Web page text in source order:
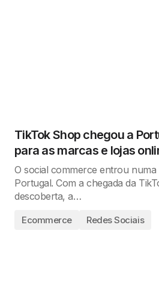
TikTok Shop chegou a
para as marcas e lojas
O social commerce entrou numa
Portugal. Com a chegada da
descoberta, a…
Ecommerce Redes Sociais